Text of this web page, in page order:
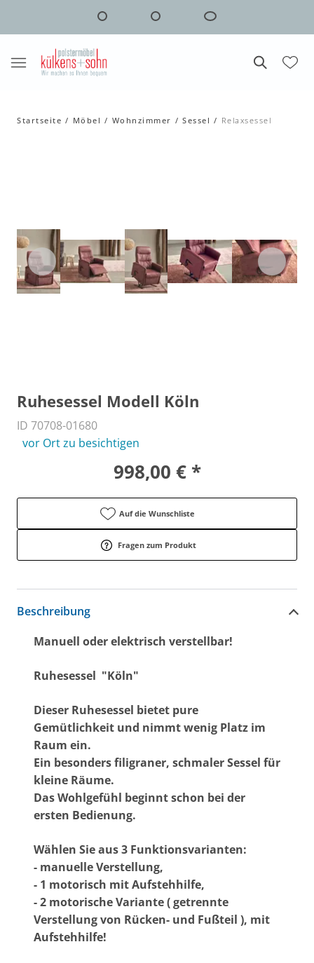
Startseite Möbel Wohnzimmer Sessel Relaxsessel
Ruhesessel Modell Köln
ID 70708-01680
vor Ort zu besichtigen
998,00 € *
Auf die Wunschliste
Fragen zum Produkt
Beschreibung
Manuell oder elektrisch verstellbar!
Ruhesessel "Köln"
Dieser Ruhesessel bietet pure
Gemütlichkeit und nimmt wenig Platz im
Raum ein.
Ein besonders filigraner, schmaler Sessel für
kleine Räume.
Das Wohlgefühl beginnt schon bei der
ersten Bedienung.
Wählen Sie aus 3 Funktionsvarianten:
- manuelle Verstellung,
- 1 motorisch mit Aufstehhilfe,
- 2 motorische Variante ( getrennte
Verstellung von Rücken- und Fußteil ), mit
Aufstehhilfe!